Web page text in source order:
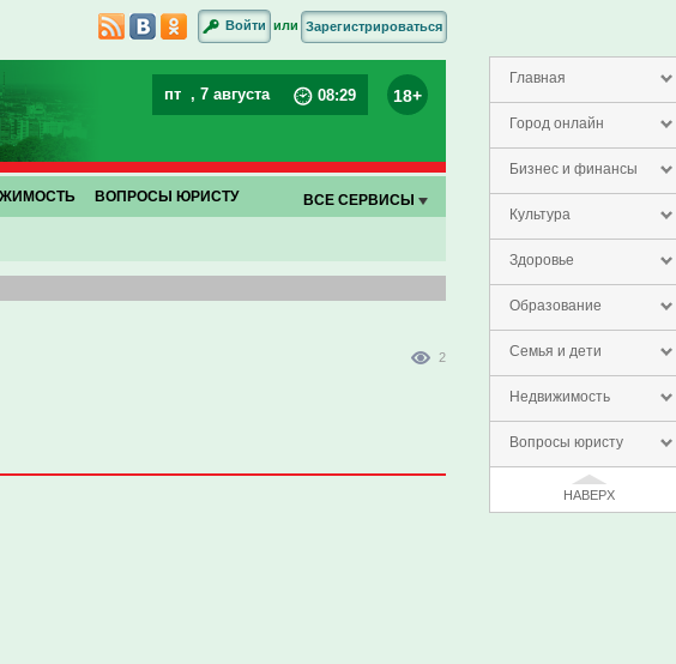
Главная
Город онлайн
Бизнес и финансы
Культура
Здоровье
Образование
Семья и дети
Недвижимость
Вопросы юристу
НАВЕРХ
Войти или Зарегистрироваться
пт , 7 августа 08:29 18+
ВОПРОСЫ ЮРИСТУ ВСЕ СЕРВИСЫ
2